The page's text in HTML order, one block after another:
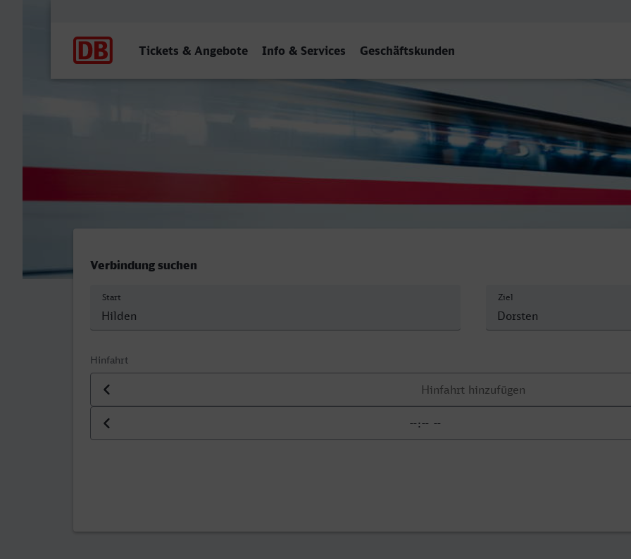
Tickets & Angebote Info & Services Geschäftskunden
Verbindung suchen
Start Ziel
Hinfahrt
Datum der Hinfahrt
Uhrzeit der Hinfahrt